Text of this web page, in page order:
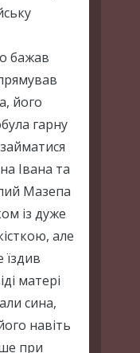
бажав
його
гарну
Івана та
Мазепа
із дуже
але
матері
сина,
навіть
при